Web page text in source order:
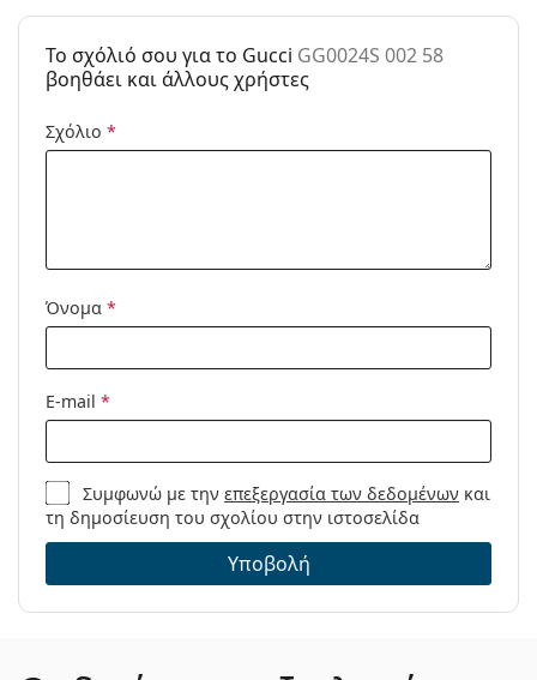
Μοντέλο:
To σχόλιό σου για το Gucci GG0024S 002 58
βοηθάει και άλλους χρήστες
Σχόλιο *
Όνομα *
E-mail *
Συμφωνώ με τηνεπεξεργασία των δεδομένων και
τη δημοσίευση του σχολίου στην ιστοσελίδα
Υποβολή